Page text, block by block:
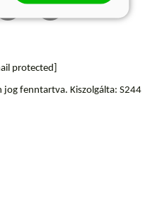
protected]
jog fenntartva. Kiszolgálta: S244